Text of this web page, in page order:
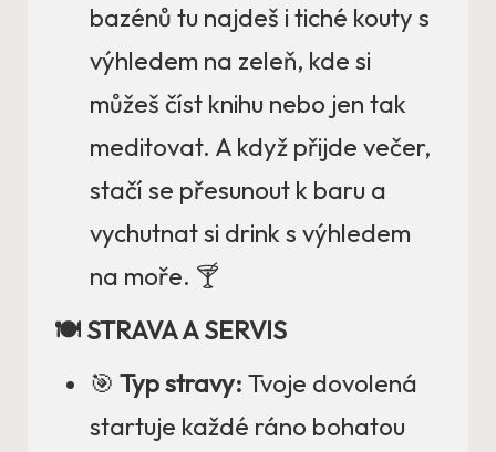
bazénů tu najdeš i tiché kouty s
výhledem na zeleň, kde si
můžeš číst knihu nebo jen tak
meditovat. A když přijde večer,
stačí se přesunout k baru a
vychutnat si drink s výhledem
na moře. 🍸
🍽️ STRAVA A SERVIS
🎯 Typ stravy: Tvoje dovolená
startuje každé ráno bohatou